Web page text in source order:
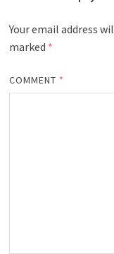
Your email address
marked *
COMMENT *